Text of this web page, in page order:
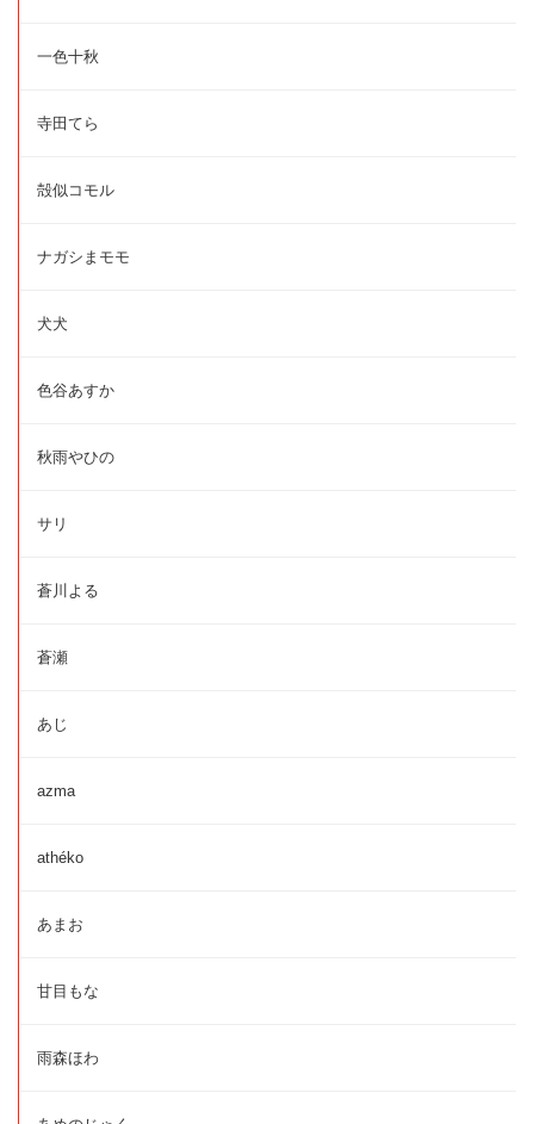
一色十秋
寺田てら
殻似コモル
ナガシまモモ
犬犬
色谷あすか
秋雨やひの
サリ
蒼川よる
蒼瀬
あじ
azma
athéko
あまお
甘目もな
雨森ほわ